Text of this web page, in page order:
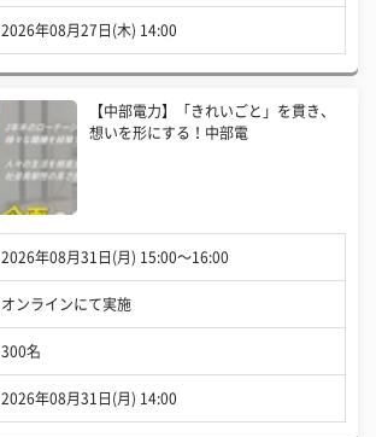
2026年08月27日(木) 14:00
【中部電力】「きれいごと」を貫き、
想いを形にする！中部電
2026年08月31日(月) 15:00〜16:00
オンラインにて実施
300名
2026年08月31日(月) 14:00